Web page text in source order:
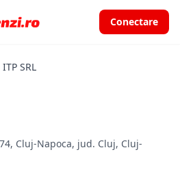
Conectare
SRL
Cluj-Napoca, jud. Cluj, Cluj-